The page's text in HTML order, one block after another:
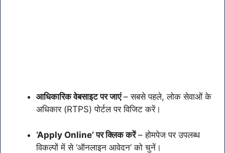
आधिकारिक वेबसाइट पर जाएं– सबसे पहले, लोक सेवाओं के
अधिकार (RTPS) पोर्टल पर विजिट करें।
‘Apply Online’ पर क्लिक करें– होमपेज पर उपलब्ध
विकल्पों में से ‘ऑनलाइन आवेदन’ को चुनें।